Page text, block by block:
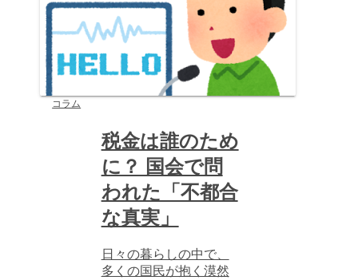
コラム
税金は誰のため
に？ 国会で問
われた「不都合
な真実」
日々の暮らしの中で、
多くの国民が抱く漠然